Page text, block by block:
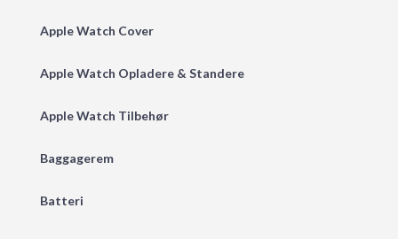
Apple Watch Cover
Apple Watch Opladere & Standere
Apple Watch Tilbehør
Baggagerem
Batteri